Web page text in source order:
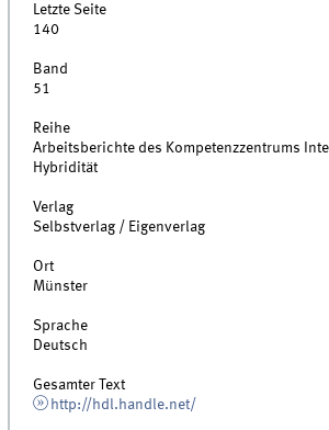
Letzte Seite
140
Band
51
Reihe
Arbeitsberichte des Kompetenzzentrums
Hybridität
Verlag
Selbstverlag / Eigenverlag
Ort
Münster
Sprache
Deutsch
Gesamter Text
http://hdl.handle.net/